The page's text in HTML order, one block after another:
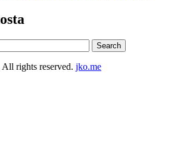
rights reserved. jko.me